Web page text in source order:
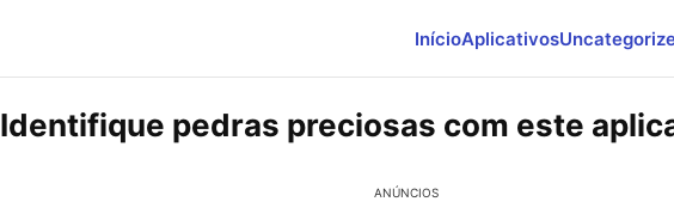
InícioAplicativos
Identifique pedras preciosas com este
ANÚNCIOS